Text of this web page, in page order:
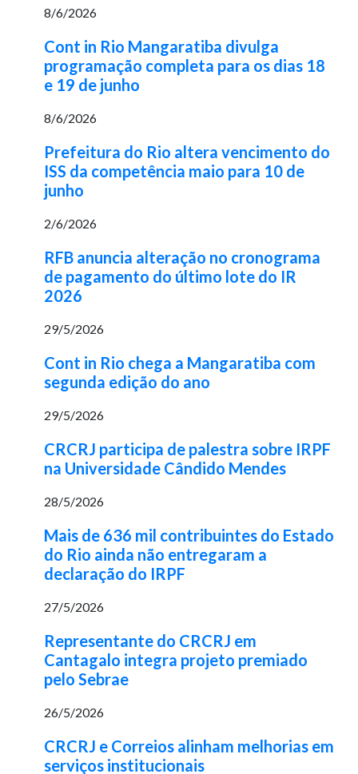
8/6/2026
Cont in Rio Mangaratiba divulga
programação completa para os dias 18
e 19 de junho
8/6/2026
Prefeitura do Rio altera vencimento do
ISS da competência maio para 10 de
junho
2/6/2026
RFB anuncia alteração no cronograma
de pagamento do último lote do IR
2026
29/5/2026
Cont in Rio chega a Mangaratiba com
segunda edição do ano
29/5/2026
CRCRJ participa de palestra sobre IRPF
na Universidade Cândido Mendes
28/5/2026
Mais de 636 mil contribuintes do Estado
do Rio ainda não entregaram a
declaração do IRPF
27/5/2026
Representante do CRCRJ em
Cantagalo integra projeto premiado
pelo Sebrae
26/5/2026
CRCRJ e Correios alinham melhorias em
serviços institucionais